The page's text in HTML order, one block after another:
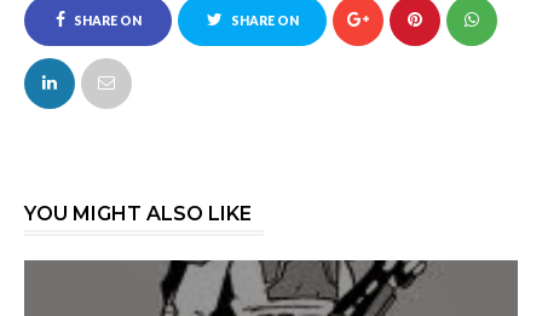
SHARE ON
FACEBOOK
SHARE ON
YOU MIGHT ALSO LIKE